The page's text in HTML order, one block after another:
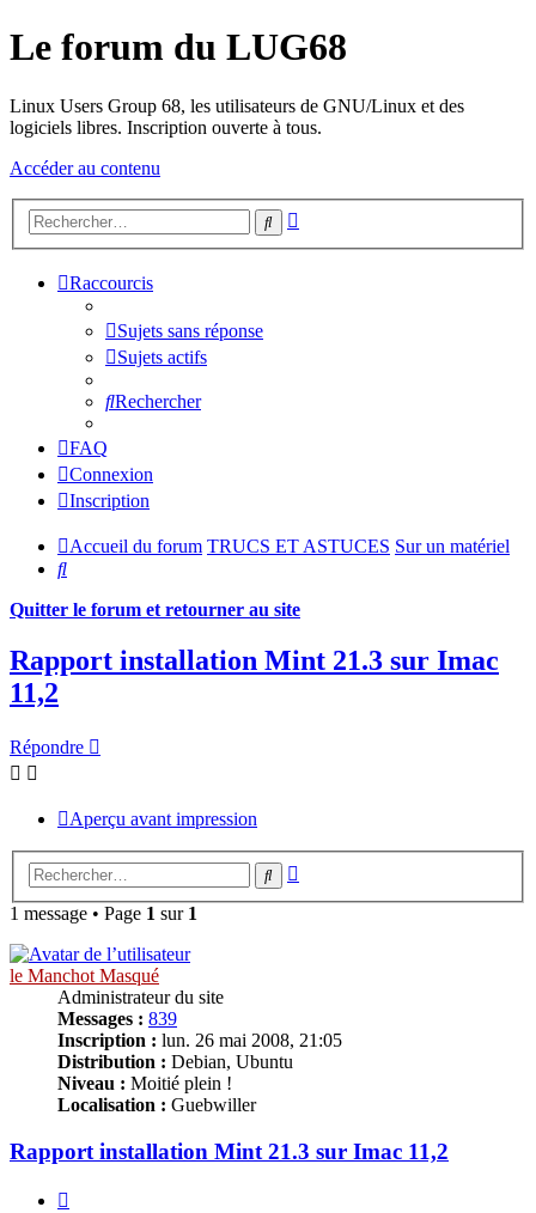
Le forum du LUG68
Linux Users Group 68, les utilisateurs de GNU/Linux et des
logiciels libres. Inscription ouverte à tous.
Accéder au contenu
Rechercher
Raccourcis
Sujets sans réponse
Sujets actifs
Rechercher
FAQ
Connexion
Inscription
Accueil du forum TRUCS ET ASTUCES Sur un matériel
Rechercher
Quitter le forum et retourner au site
Rapport installation Mint 21.3 sur Imac
11,2
Répondre
Aperçu avant impression
Rechercher
1 message • Page 1 sur 1
le Manchot Masqué
Administrateur du site
Messages : 839
Inscription : lun. 26 mai 2008, 21:05
Distribution : Debian, Ubuntu
Niveau : Moitié plein !
Localisation : Guebwiller
Rapport installation Mint 21.3 sur Imac 11,2